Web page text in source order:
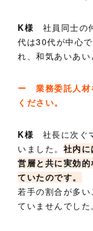
K様 社員同士の
代は30代が中心
れ、和気あいあい
ー 業務委託人材
ください。
K様 社長に次ぐ
いました。 社内
営層と共に実効
ていたのです。
若手の割合が多
ていませんでした